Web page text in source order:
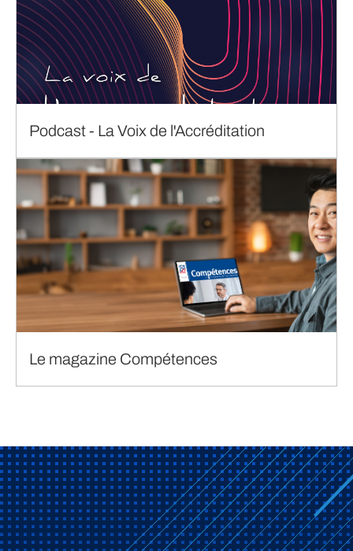
Podcast - La Voix de l'Accréditation
Le magazine Compétences